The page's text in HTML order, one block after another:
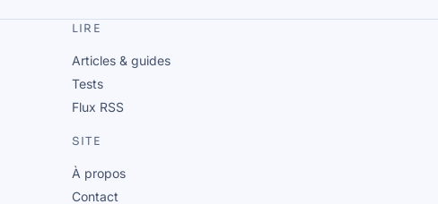
LIRE
Articles & guides
Tests
Flux RSS
SITE
À propos
Contact